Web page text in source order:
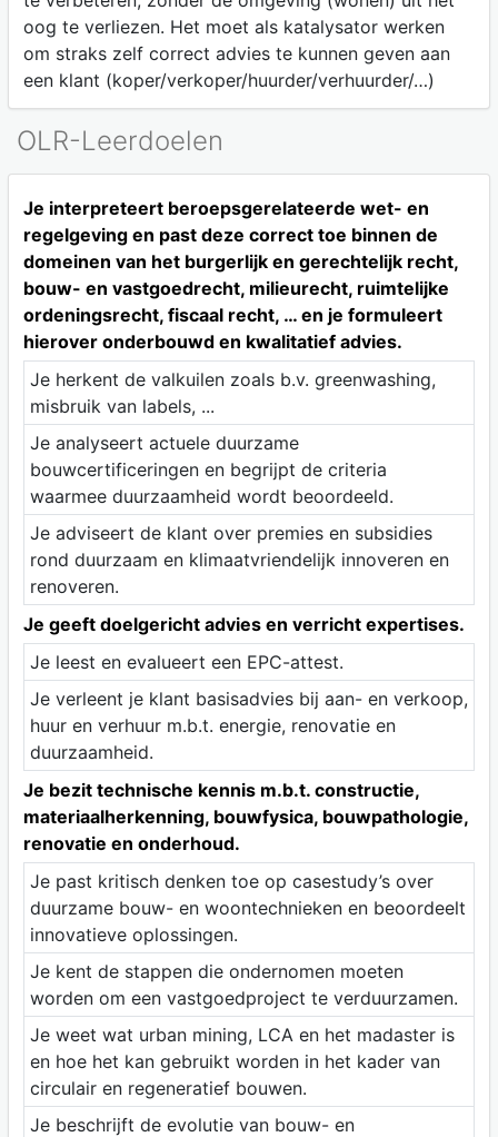
oog te verliezen. Het moet als katalysator werken
om straks zelf correct advies te kunnen geven aan
een klant (koper/verkoper/huurder/verhuurder/…)
OLR-Leerdoelen
Je interpreteert beroepsgerelateerde wet- en
regelgeving en past deze correct toe binnen de
domeinen van het burgerlijk en gerechtelijk recht,
bouw- en vastgoedrecht, milieurecht, ruimtelijke
ordeningsrecht, fiscaal recht, … en je formuleert
hierover onderbouwd en kwalitatief advies.
Je herkent de valkuilen zoals b.v. greenwashing,
misbruik van labels, ...
Je analyseert actuele duurzame
bouwcertificeringen en begrijpt de criteria
waarmee duurzaamheid wordt beoordeeld.
Je adviseert de klant over premies en subsidies
rond duurzaam en klimaatvriendelijk innoveren en
renoveren.
Je geeft doelgericht advies en verricht expertises.
Je leest en evalueert een EPC-attest.
Je verleent je klant basisadvies bij aan- en verkoop,
huur en verhuur m.b.t. energie, renovatie en
duurzaamheid.
Je bezit technische kennis m.b.t. constructie,
materiaalherkenning, bouwfysica, bouwpathologie,
renovatie en onderhoud.
Je past kritisch denken toe op casestudy’s over
duurzame bouw- en woontechnieken en beoordeelt
innovatieve oplossingen.
Je kent de stappen die ondernomen moeten
worden om een vastgoedproject te verduurzamen.
Je weet wat urban mining, LCA en het madaster is
en hoe het kan gebruikt worden in het kader van
circulair en regeneratief bouwen.
Je beschrijft de evolutie van bouw- en